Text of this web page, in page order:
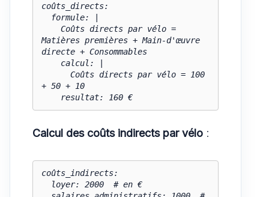
coûts_directs:
Matières premières + Main-d'œuvre
directe + Consommables
+ 50 + 10
    resultat: 160 €
Calcul des coûts indirects par vélo :
coûts_indirects: